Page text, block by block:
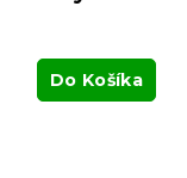
Do Košíka